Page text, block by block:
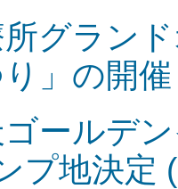
グラン
」の開
ールデ
プ地決定